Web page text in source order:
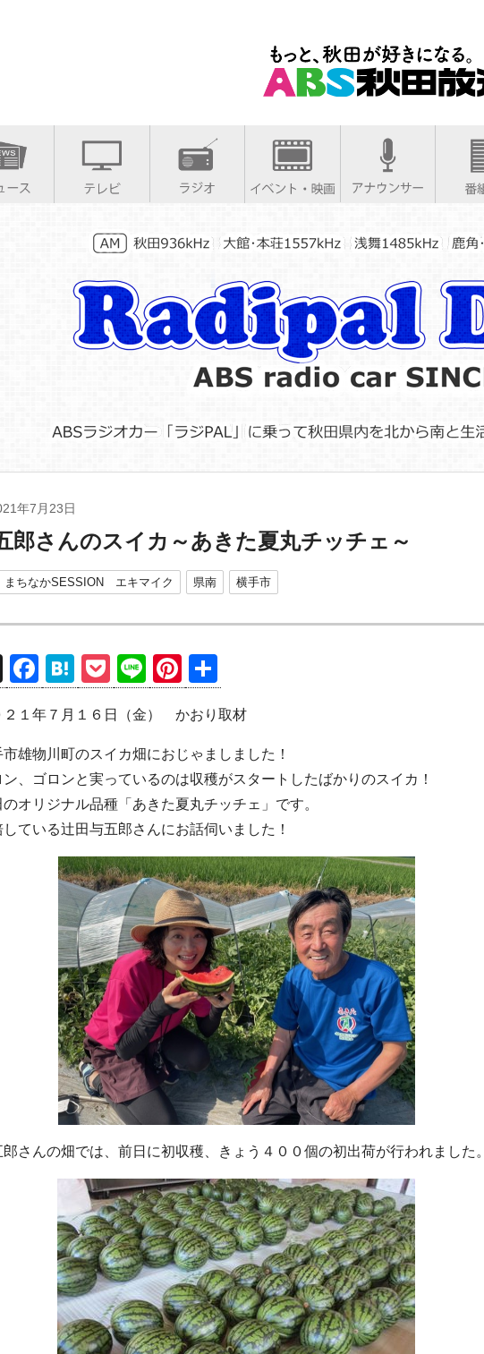
年7月23日
郎さんのスイカ～あきた夏丸チッチェ～
まちなかSESSION エキマイク 県南 横手市
X
F
a
c
e
b
o
o
H
at
e
n
a
P
o
ck
et
Li
n
e
Pi
nt
er
e
st
有
２１年７月１６日（金） かおり取材
市雄物川町のスイカ畑におじゃましました！
ン、ゴロンと実っているのは収穫がスタートしたばかりのスイカ！
のオリジナル品種「あきた夏丸チッチェ」です。
している辻田与五郎さんにお話伺いました！
郎さんの畑では、前日に初収穫、きょう４００個の初出荷が行われました。